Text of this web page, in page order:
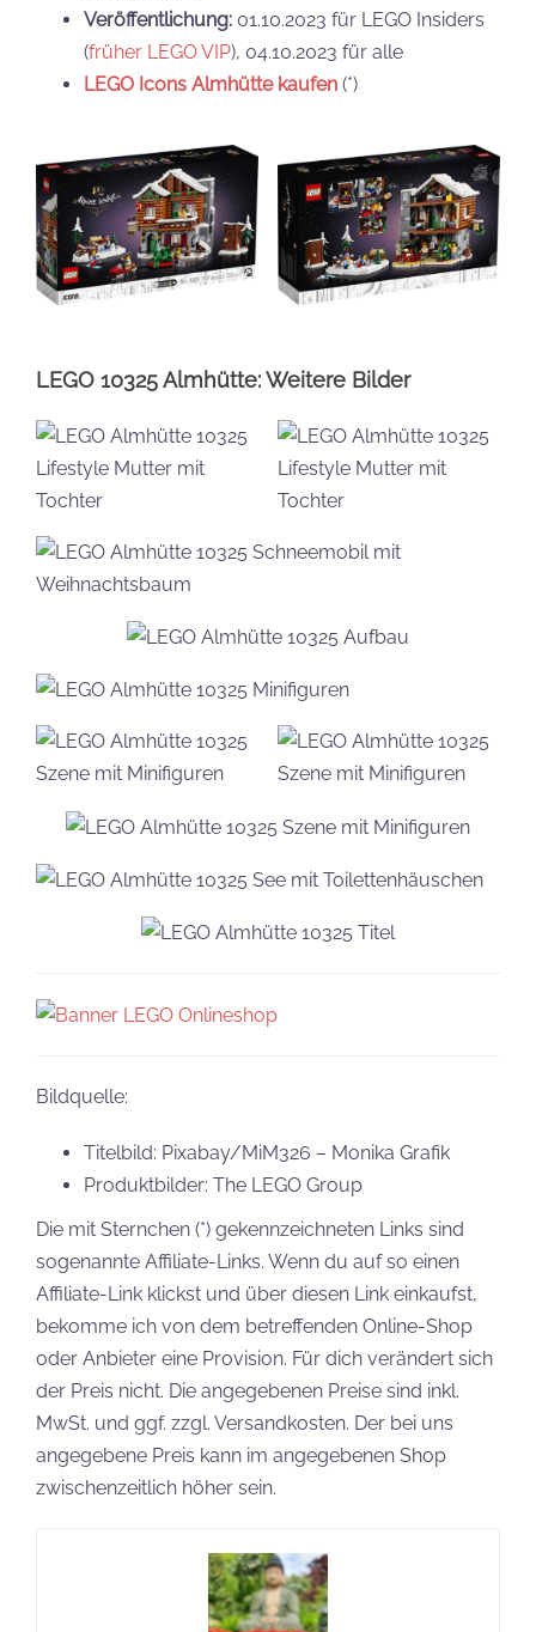
Veröffentlichung: 01.10.2023 für LEGO Insiders
(früher LEGO VIP), 04.10.2023 für alle
LEGO Icons Almhütte kaufen (*)
LEGO 10325 Almhütte: Weitere Bilder
Bildquelle:
Titelbild: Pixabay/MiM326 – Monika Grafik
Produktbilder: The LEGO Group
Die mit Sternchen (*) gekennzeichneten Links sind
sogenannte Affiliate-Links. Wenn du auf so einen
Affiliate-Link klickst und über diesen Link einkaufst,
bekomme ich von dem betreffenden Online-Shop
oder Anbieter eine Provision. Für dich verändert sich
der Preis nicht. Die angegebenen Preise sind inkl.
MwSt. und ggf. zzgl. Versandkosten. Der bei uns
angegebene Preis kann im angegebenen Shop
zwischenzeitlich höher sein.